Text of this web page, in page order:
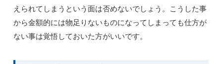
えられてしまうという面は否めないでしょう。こうした事
から金額的には物足りないものになってしまっても仕方が
ない事は覚悟しておいた方がいいです。